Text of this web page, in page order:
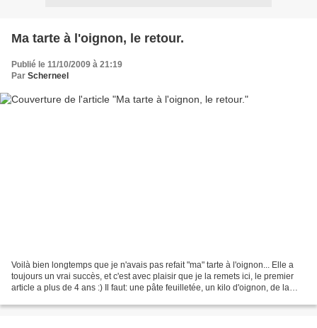
Ma tarte à l'oignon, le retour.
Publié le 11/10/2009 à 21:19
Par Scherneel
Voilà bien longtemps que je n'avais pas refait "ma" tarte à l'oignon... Elle a
toujours un vrai succès, et c'est avec plaisir que je la remets ici, le premier
article a plus de 4 ans :) Il faut: une pâte feuilletée, un kilo d'oignon, de la